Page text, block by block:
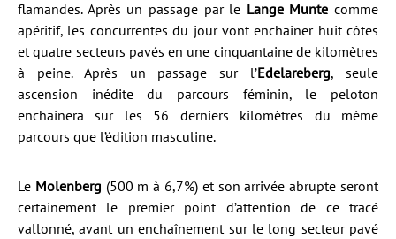
flamandes. Après un passage par le Lange Munte comme
apéritif, les concurrentes du jour vont enchaîner huit côtes
et quatre secteurs pavés en une cinquantaine de kilomètres
à peine. Après un passage sur l’Edelareberg, seule
ascension inédite du parcours féminin, le peloton
enchaînera sur les 56 derniers kilomètres du même
parcours que l’édition masculine.
Le Molenberg (500 m à 6,7%) et son arrivée abrupte seront
certainement le premier point d’attention de ce tracé
vallonné, avant un enchaînement sur le long secteur pavé